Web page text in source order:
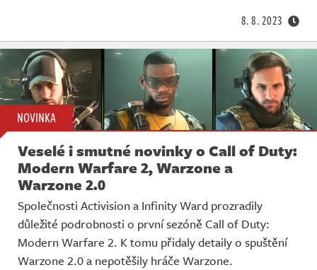
8. 8. 2023
NOVINKA
Veselé i smutné novinky o Call of Duty:
Modern Warfare 2, Warzone a
Warzone 2.0
Společnosti Activision a Infinity Ward prozradily
důležité podrobnosti o první sezóně Call of Duty:
Modern Warfare 2. K tomu přidaly detaily o spuštění
Warzone 2.0 a nepotěšily hráče Warzone.